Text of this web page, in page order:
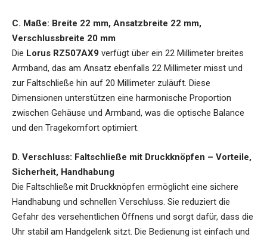
C. Maße: Breite 22 mm, Ansatzbreite 22 mm,
Verschlussbreite 20 mm
Die Lorus RZ507AX9 verfügt über ein 22 Millimeter breites
Armband, das am Ansatz ebenfalls 22 Millimeter misst und
zur Faltschließe hin auf 20 Millimeter zuläuft. Diese
Dimensionen unterstützen eine harmonische Proportion
zwischen Gehäuse und Armband, was die optische Balance
und den Tragekomfort optimiert.
D. Verschluss: Faltschließe mit Druckknöpfen – Vorteile,
Sicherheit, Handhabung
Die Faltschließe mit Druckknöpfen ermöglicht eine sichere
Handhabung und schnellen Verschluss. Sie reduziert die
Gefahr des versehentlichen Öffnens und sorgt dafür, dass die
Uhr stabil am Handgelenk sitzt. Die Bedienung ist einfach und